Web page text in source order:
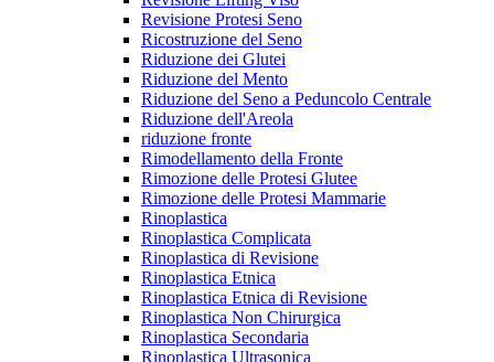
Revisione Protesi Seno
Ricostruzione del Seno
Riduzione dei Glutei
Riduzione del Mento
Riduzione del Seno a Peduncolo Centrale
Riduzione dell'Areola
riduzione fronte
Rimodellamento della Fronte
Rimozione delle Protesi Glutee
Rimozione delle Protesi Mammarie
Rinoplastica
Rinoplastica Complicata
Rinoplastica di Revisione
Rinoplastica Etnica
Rinoplastica Etnica di Revisione
Rinoplastica Non Chirurgica
Rinoplastica Secondaria
Rinoplastica Ultrasonica